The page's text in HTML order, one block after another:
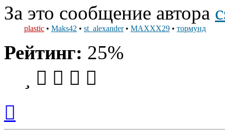
За это сообщение автора
plastic • Maks42 • st_alexander• MAXXX29 • тормунд
Рейтинг: 25%
началу